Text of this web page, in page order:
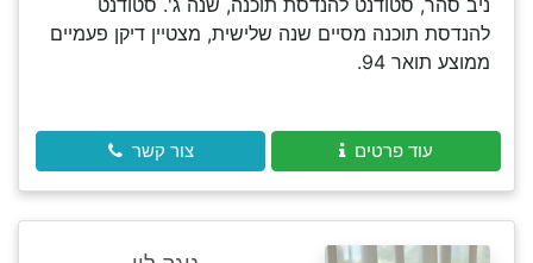
ניב סהר, סטודנט להנדסת תוכנה, שנה ג'. סטודנט
להנדסת תוכנה מסיים שנה שלישית, מצטיין דיקן פעמיים
ממוצע תואר 94.
עוד פרטים צור קשר